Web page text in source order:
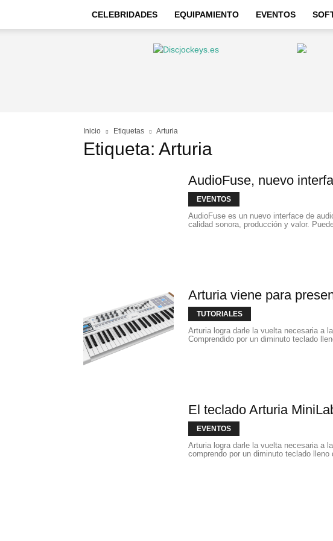
CELEBRIDADES EQUIPAMIENTO EVENTOS
Discjockeys
Inicio Etiquetas Arturia
Etiqueta: Arturia
AudioFuse, nuevo
EVENTOS
AudioFuse es un nuevo interface de
calidad sonora, producción y valor.
Arturia viene para
TUTORIALES
Arturia logra darle la vuelta necesaria a
Comprendido por un diminuto teclado
El teclado Arturia
EVENTOS
Arturia logra darle la vuelta necesaria a
comprendo por un diminuto teclado